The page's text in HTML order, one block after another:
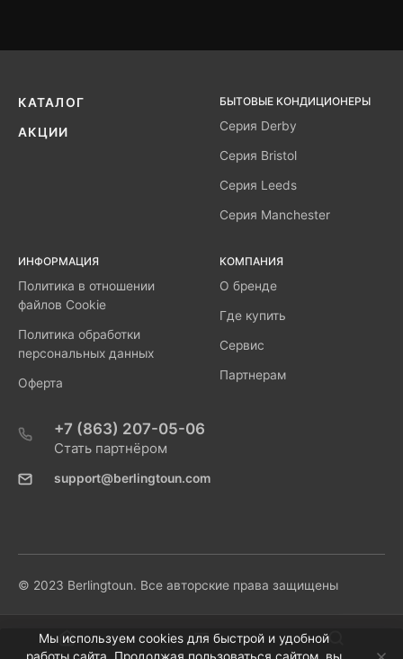
КАТАЛОГ
АКЦИИ
БЫТОВЫЕ КОНДИЦИОНЕРЫ
Серия Derby
Серия Bristol
Серия Leeds
Серия Manchester
ИНФОРМАЦИЯ
Политика в отношении
файлов Cookie
Политика обработки
персональных данных
Оферта
КОМПАНИЯ
О бренде
Где купить
Сервис
Партнерам
+7 (863) 207-05-06
Стать партнёром
support@berlingtoun.com
© 2023 Berlingtoun. Все авторские права защищены
Мы используем cookies для быстрой и удобной